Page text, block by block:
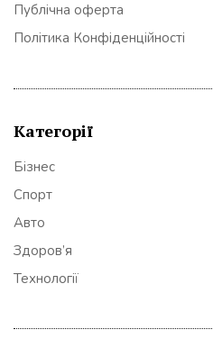
Публічна оферта
Політика Конфіденційності
Категорії
Бізнес
Спорт
Авто
Здоров’я
Технології